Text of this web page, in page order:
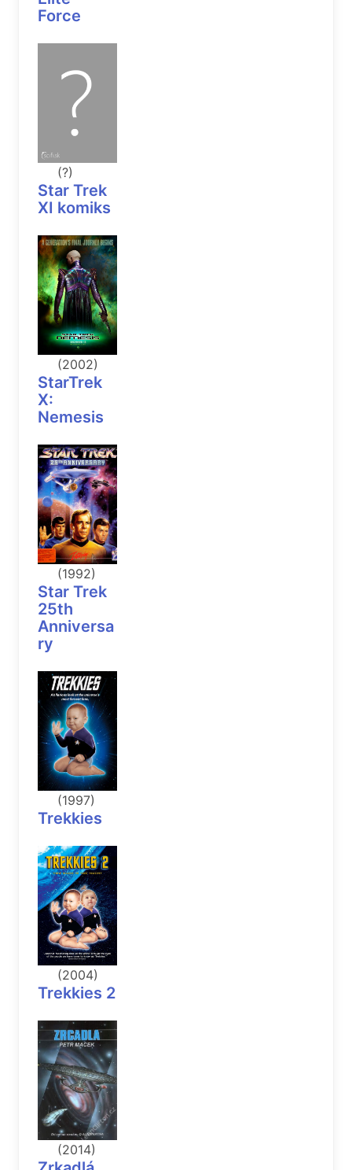
Force
(?)
Star Trek
XI komiks
(2002)
StarTrek
X:
Nemesis
(1992)
Star Trek
25th
Anniversa
ry
(1997)
Trekkies
(2004)
Trekkies 2
(2014)